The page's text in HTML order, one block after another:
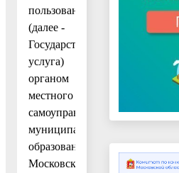
пользование"
(далее -
Государственная
услуга)
органом
местного
самоуправления
муниципального
образования
Московской